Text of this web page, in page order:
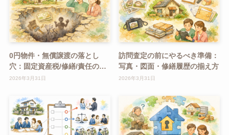
0円物件・無償譲渡の落とし
穴：固定資産税/修繕/責任の現
実
2026年3月31日
訪問査定の前にやるべき準備：
写真・図面・修繕履歴の揃え方
2026年3月31日